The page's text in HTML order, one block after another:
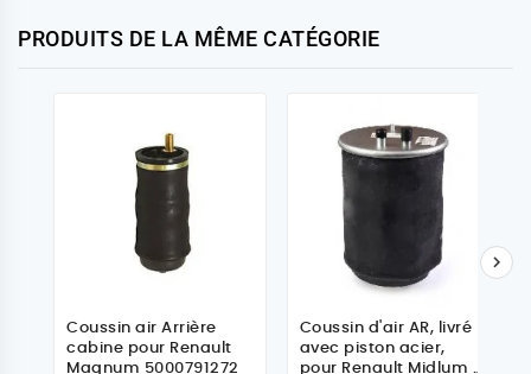
PRODUITS DE LA MÊME CATÉGORIE
Coussin air Arrière
cabine pour Renault
Magnum 5000791272
Coussin d'air AR, livré
avec piston acier,
pour Renault Midlum /
